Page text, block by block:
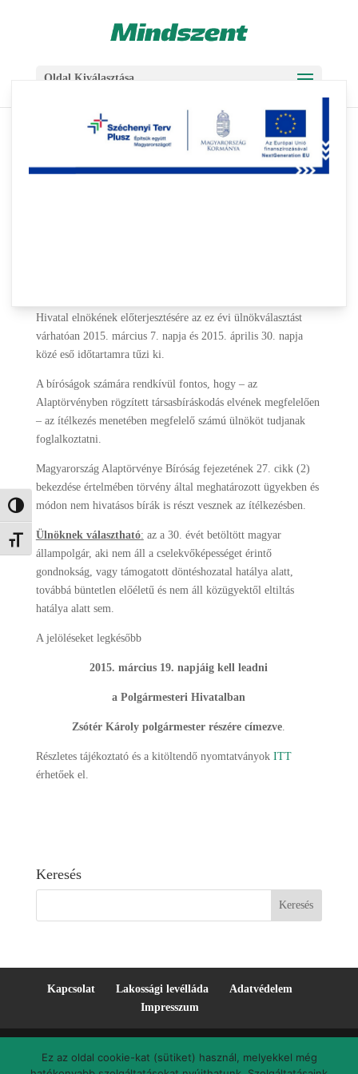
Nagy kontraszt váltása
Betűméret váltása
Oldal Kiválasztása
Tájékoztató a bírósági
Hivatal elnökének előterjesztésére az ez évi ülnökválasztást
várhatóan 2015. március 7. napja és 2015. április 30. napja
közé eső időtartamra tűzi ki.
A bíróságok számára rendkívül fontos, hogy – az
Alaptörvényben rögzített társasbíráskodás elvének megfelelően
– az ítélkezés menetében megfelelő számú ülnököt tudjanak
foglalkoztatni.
Magyarország Alaptörvénye Bíróság fejezetének 27. cikk (2)
bekezdése értelmében törvény által meghatározott ügyekben és
módon nem hivatásos bírák is részt vesznek az ítélkezésben.
Ülnöknek választható: az a 30. évét betöltött magyar
állampolgár, aki nem áll a cselekvőképességet érintő
gondnokság, vagy támogatott döntéshozatal hatálya alatt,
továbbá büntetlen előéletű és nem áll közügyektől eltiltás
hatálya alatt sem.
A jelöléseket legkésőbb
2015. március 19. napjáig kell leadni
a Polgármesteri Hivatalban
Zsótér Károly polgármester részére címezve.
Részletes tájékoztató és a kitöltendő nyomtatványok ITT
érhetőek el.
Keresés
Kapcsolat Lakossági levélláda
Adatvédelem
Impresszum
Ez az oldal cookie-kat (sütiket) használ, melyekkel még